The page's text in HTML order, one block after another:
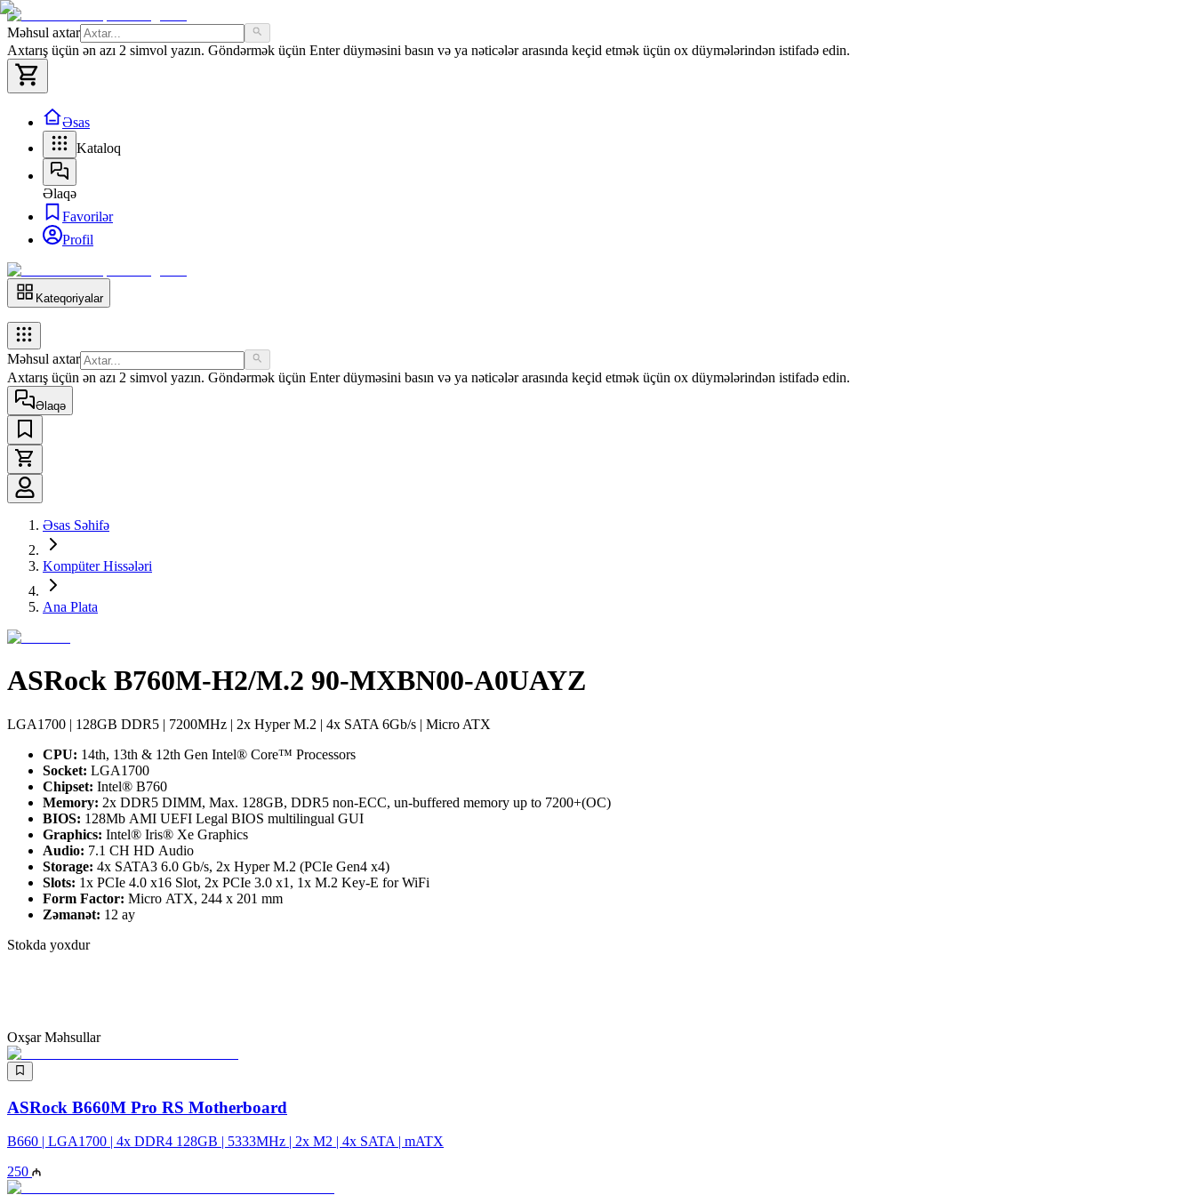
Məhsul axtar
Axtarış üçün ən azı 2 simvol yazın. Göndərmək üçün Enter düyməsini basın və ya nəticələr arasında keçid etmək üçün ox düymələrindən istifadə edin.
Əsas
Kataloq
Əlaqə
Favorilər
Profil
Kateqoriyalar
Məhsul axtar
Axtarış üçün ən azı 2 simvol yazın. Göndərmək üçün Enter düyməsini basın və ya nəticələr arasında keçid etmək üçün ox düymələrindən istifadə edin.
Əlaqə
Əsas Səhifə
Kompüter Hissələri
Ana Plata
ASRock B760M-H2/M.2 90-MXBN00-A0UAYZ
LGA1700​​​​​​​ | 128GB DDR5 | 7200MHz | 2x Hyper M.2 | 4x SATA 6Gb/s | Micro ATX
CPU: 14th, 13th & 12th Gen Intel® Core™ Processors
Socket: LGA1700
Chipset: Intel® B760
Memory: 2x DDR5 DIMM, Max. 128GB, DDR5 non-ECC, un-buffered memory up to 7200+(OC)
BIOS: 128Mb AMI UEFI Legal BIOS multilingual GUI
Graphics: Intel® Iris® Xe Graphics
Audio: 7.1 CH HD Audio
Storage: 4x SATA3 6.0 Gb/s, 2x Hyper M.2 (PCIe Gen4 x4)
Slots: 1x PCIe 4.0 x16 Slot, 2x PCIe 3.0 x1, 1x M.2 Key-E for WiFi
Form Factor: Micro ATX, 244 x 201 mm
Zəmanət: 12 ay
Stokda yoxdur
Oxşar Məhsullar
ASRock B660M Pro RS Motherboard
B660 | LGA1700 | 4x DDR4 128GB | 5333MHz | 2x M2 | 4x SATA | mATX
250